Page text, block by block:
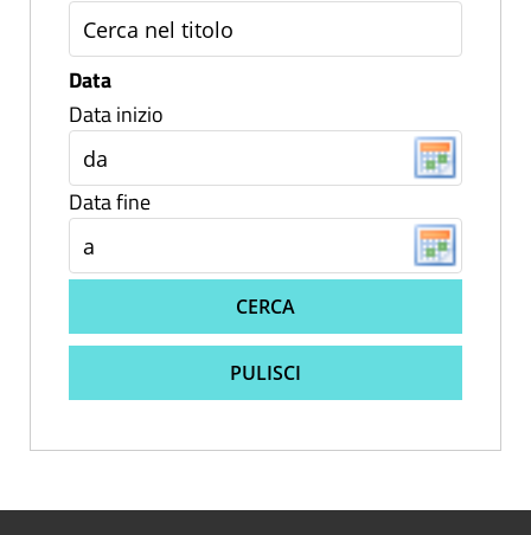
Data
Data inizio
Data fine
CERCA
PULISCI